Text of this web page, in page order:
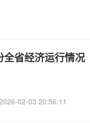
省经济运行情况
02-03 20:56:11